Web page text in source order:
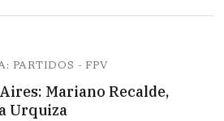
PARTIDOS - FPV
Mariano Recalde,
Urquiza